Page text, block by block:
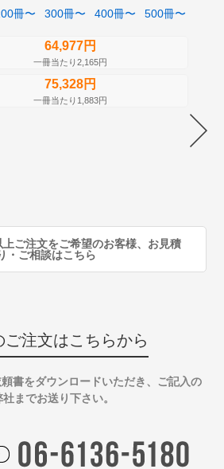
冊〜 300冊〜 400冊〜 500冊〜
64,977円
一冊当たり2,165円
75,328円
一冊当たり1,883円
ご注文をご希望のお客様、お見積
・ご相談はこちら
ご注文はこちらから
書をダウンロードいただき、ご記入の
までお送り下さい。